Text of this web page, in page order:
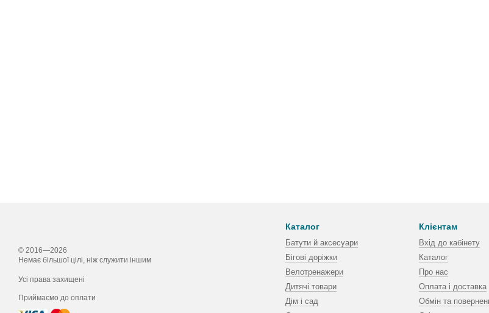
© 2016—2026
Немає більшої цілі, ніж служити іншим
Усі права захищені
Приймаємо до оплати
Каталог
Батути й аксесуари
Бігові доріжки
Велотренажери
Дитячі товари
Дім і сад
Клієнтам
Вхід до кабінету
Каталог
Про нас
Оплата і доставка
Обмін та